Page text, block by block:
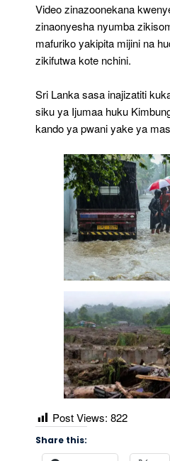
Video zinazoonekana
zinaonyesha nyumba
mafuriko yakipita mijini na
zikifutwa kote nchini.
Sri Lanka sasa inajizatiti
siku ya Ijumaa huku
kando ya pwani yake ya
Post Views: 822
Share this: